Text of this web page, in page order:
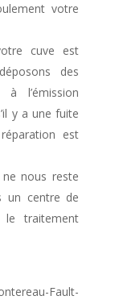
votre
cuve est
des
l’émission
y a une fuite
est
nous reste
un centre de
traitement
Fault-